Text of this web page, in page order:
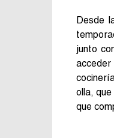
Desde
junto
olla,
que